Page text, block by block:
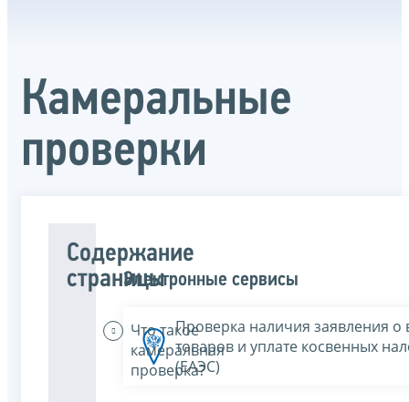
Камеральные
проверки
Содержание
страницы
Что такое
камеральная
проверка?
Электронные сервисы
Проверка наличия заявления о
товаров и уплате косвенных
(ЕАЭС)